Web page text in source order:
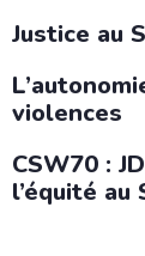
Justice au
violences
CSW70 :
l’équité au